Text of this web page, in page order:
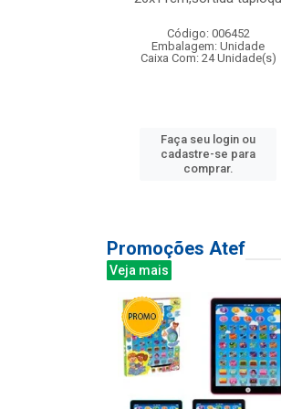
Código: 006452
Embalagem: Unidade
Caixa Com: 24 Unidade(s)
Faça seu login ou
cadastre-se para
comprar.
Promoções Atef
Veja mais